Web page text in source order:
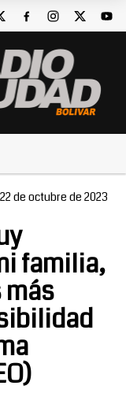
22 de octubre de 2023
familia,